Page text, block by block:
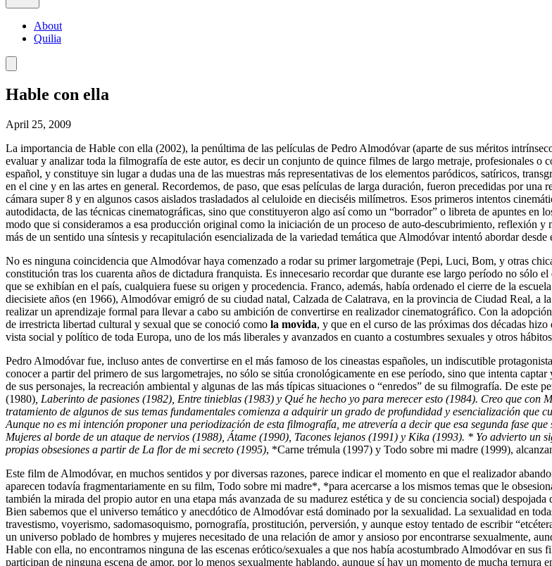
About
Quilia
Hable con ella
April 25, 2009
La importancia de Hable con ella (2002), la penúltima de las películas de Pedro Almodóvar (aparte de sus méritos
evaluar y analizar toda la filmografía de este autor, es decir un conjunto de quince filmes de largo metraje, profesionales
español, y constituye sin lugar a dudas una de las muestras más representativas de los elementos paródicos, satíricos,
en el cine y en las artes en general. Recordemos, de paso, que esas películas de larga duración, fueron precedidas por
cámara super 8 y en algunos casos aislados trasladados al celuloide en dieciséis milímetros. Esos primeros intentos
autodidacta, de las técnicas cinematográficas, sino que constituyeron algo así como un “borrador” o libreta de apuntes en
modo que si consideramos a esa producción original como la iniciación de un proceso de auto-descubrimiento, reflexión
más de un sentido una síntesis y recapitulación esencializada de la variedad temática que Almodóvar intentó abordar desde
No es ninguna coincidencia que Almodóvar haya comenzado a rodar su primer largometraje (Pepi, Luci, Bom, y otras
constitución tras los cuarenta años de dictadura franquista. Es innecesario recordar que durante ese largo período no sólo
que se exhibían en el país, cualquiera fuese su origen y procedencia. Franco, además, había ordenado el cierre de la
diecisiete años (en 1966), Almodóvar emigró de su ciudad natal, Calzada de Calatrava, en la provincia de Ciudad Real, a
realizar un aprendizaje formal para llevar a cabo su ambición de convertirse en realizador cinematográfico. Con la
de irrestricta libertad cultural y sexual que se conoció como la movida, y que en el curso de las próximas dos décadas
vista social y político de toda Europa, uno de los más liberales y avanzados en cuanto a costumbres sexuales y otros
Pedro Almodóvar fue, incluso antes de convertirse en el más famoso de los cineastas españoles, un indiscutible
conocer a partir del primero de sus largometrajes, no sólo se sitúa cronológicamente en ese período, sino que intenta
de sus personajes, la recreación ambiental y algunas de las más típicas situaciones o “enredos” de su filmografía. De
(1980) Laberinto de pasiones (1982), Entre tinieblas (1983) y Qué he hecho yo para merecer esto (1984). Creo que con
tratamiento de algunos de sus temas fundamentales comienza a adquirir un grado de profundidad y esencialización que
Aunque no es mi intención proponer una periodización de esta filmografía, me atrevería a decir que esa segunda fase
Mujeres al borde de un ataque de nervios (1988), Átame (1990), Tacones lejanos (1991) y Kika (1993). * Yo advierto un
propias obsesiones a partir de La flor de mi secreto (1995), *Carne trémula (1997) y Todo sobre mi madre (1999),
Este film de Almodóvar, en muchos sentidos y por diversas razones, parece indicar el momento en que el realizador
aparecen todavía fragmentariamente en su film, Todo sobre mi madre*, *para acercarse a los mismos temas que le
también la mirada del propio autor en una etapa más avanzada de su madurez estética y de su conciencia social)
Bien sabemos que el universo temático y anecdótico de Almodóvar está dominado por la sexualidad. La sexualidad en
travestismo, voyerismo, sadomasoquismo, pornografía, prostitución, perversión, y aunque estoy tentado de escribir
un universo poblado de hombres y mujeres necesitado de una relación de amor y ansioso por encontrarse sexualmente,
Hable con ella, no encontramos ninguna de las escenas erótico/sexuales a que nos había acostumbrado Almodóvar en
participan de ninguna escena de amor, por lo menos sexualmente hablando, aunque sí hay un momento de mucha